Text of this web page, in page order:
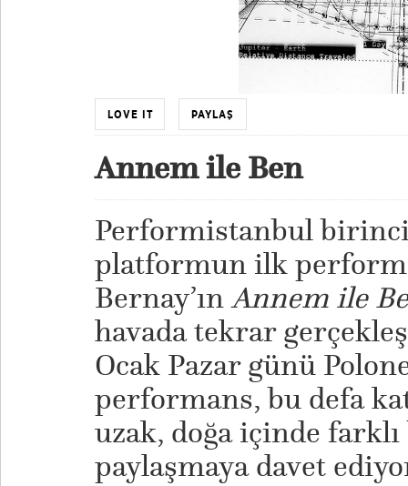
LOVE IT PAYLAŞ
Annem ile Ben
Performistanbul
platformun ilk
Bernay’ınAnnem ile
havada tekrar
Ocak Pazar günü
performans, bu defa
uzak, doğa içinde
paylaşmaya davet